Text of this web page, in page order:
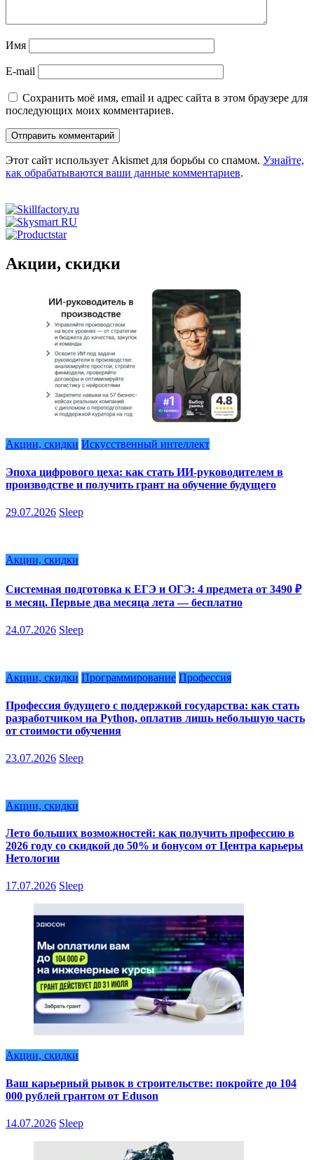
Имя
E-mail
Сохранить моё имя, email и адрес сайта в этом браузере для
последующих моих комментариев.
Этот сайт использует Akismet для борьбы со спамом. Узнайте,
как обрабатываются ваши данные комментариев.
Акции, скидки
Акции, скидки Искусственный интеллект
Эпоха цифрового цеха: как стать ИИ-руководителем в
производстве и получить грант на обучение будущего
29.07.2026 Sleep
Акции, скидки
Системная подготовка к ЕГЭ и ОГЭ: 4 предмета от 3490 ₽
в месяц. Первые два месяца лета — бесплатно
24.07.2026 Sleep
Акции, скидки Программирование Профессия
Профессия будущего с поддержкой государства: как стать
разработчиком на Python, оплатив лишь небольшую часть
от стоимости обучения
23.07.2026 Sleep
Акции, скидки
Лето больших возможностей: как получить профессию в
2026 году со скидкой до 50% и бонусом от Центра карьеры
Нетологии
17.07.2026 Sleep
Акции, скидки
Ваш карьерный рывок в строительстве: покройте до 104
000 рублей грантом от Eduson
14.07.2026 Sleep